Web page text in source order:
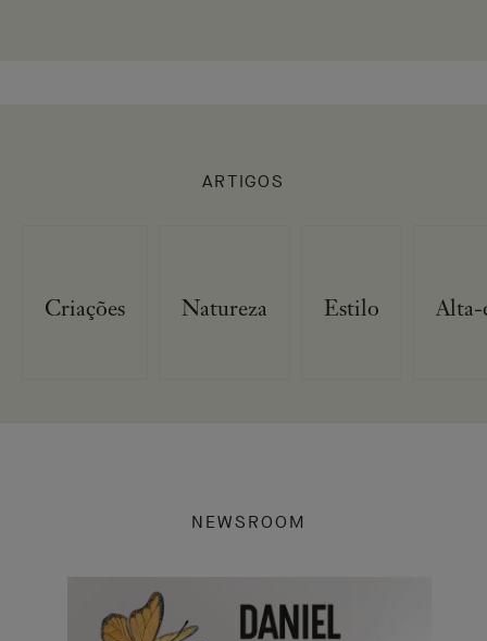
ARTIGOS
Criações Natureza Estilo Alta-
NEWSROOM